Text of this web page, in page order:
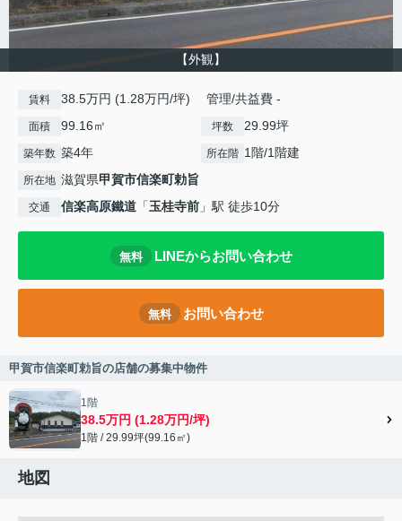
【外観】
賃料 38.5万円 (1.28万円/坪) 管理/共益費 -
面積 99.16㎡ 坪数 29.99坪
築年数 築4年 所在階 1階/1階建
所在地 滋賀県甲賀市信楽町勅旨
交通 信楽高原鐵道 「玉桂寺前 」駅 徒歩10分
無料 LINEからお問い合わせ
無料 お問い合わせ
甲賀市信楽町勅旨の店舗の募集中物件
1階
38.5万円 (1.28万円/坪)
1階 / 29.99坪(99.16㎡)
地図